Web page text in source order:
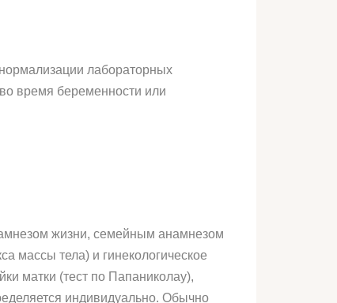
лабораторных
время беременности или
жизни, семейным анамнезом
массы тела) и гинекологическое
матки (тест по Папаниколау),
индивидуально. Обычно